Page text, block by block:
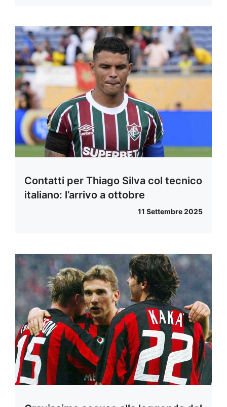
Contatti per Thiago Silva col tecnico
italiano: l’arrivo a ottobre
11 Settembre 2025